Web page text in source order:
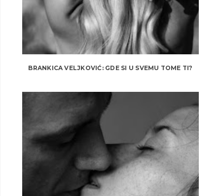
BRANKICA VELJKOVIĆ: GDE SI U SVEMU TOME TI?